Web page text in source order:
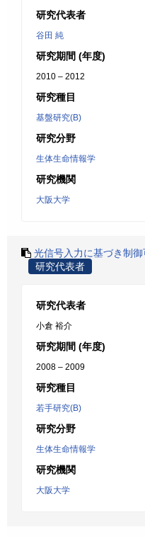
研究代表者
谷田 純
研究期間 (年度)
2010 – 2012
研究種目
基盤研究(B)
研究分野
生体生命情報学
研究機関
大阪大学
光信号入力に基づき制
研究代表者
研究代表者
小倉 裕介
研究期間 (年度)
2008 – 2009
研究種目
若手研究(B)
研究分野
生体生命情報学
研究機関
大阪大学